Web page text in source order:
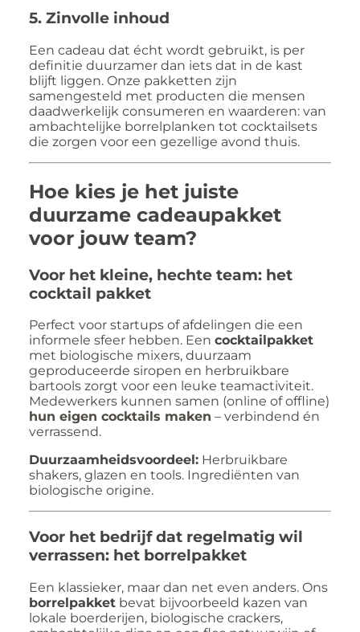
5. Zinvolle inhoud
Een cadeau dat écht wordt gebruikt, is per
definitie duurzamer dan iets dat in de kast
blijft liggen. Onze pakketten zijn
samengesteld met producten die mensen
daadwerkelijk consumeren en waarderen: van
ambachtelijke borrelplanken tot cocktailsets
die zorgen voor een gezellige avond thuis.
Hoe kies je het juiste
duurzame cadeaupakket
voor jouw team?
Voor het kleine, hechte team: het
cocktail pakket
Perfect voor startups of afdelingen die een
informele sfeer hebben. Een cocktailpakket
met biologische mixers, duurzaam
geproduceerde siropen en herbruikbare
bartools zorgt voor een leuke teamactiviteit.
Medewerkers kunnen samen (online of offline)
hun eigen cocktails maken – verbindend én
verrassend.
Duurzaamheidsvoordeel: Herbruikbare
shakers, glazen en tools. Ingrediënten van
biologische origine.
Voor het bedrijf dat regelmatig wil
verrassen: het borrelpakket
Een klassieker, maar dan net even anders. Ons
borrelpakket bevat bijvoorbeeld kazen van
lokale boerderijen, biologische crackers,